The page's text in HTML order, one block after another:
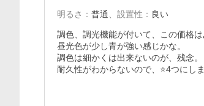
明るさ ： 普通 設置性 ： 良い
調色、調光機能が付いて、この価格
昼光色が少し青が強い感じかな。
調色は細かくは出来ないのが、残念。
耐久性がわからないので、⭐️4つにしま